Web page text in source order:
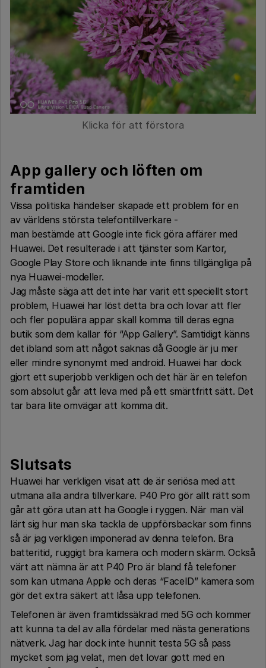
Klicka för att förstora
App gallery och löften om
framtiden
Vissa politiska händelser skapade ett problem för en
av världens största telefontillverkare -
man bestämde att Google inte fick göra affärer med
Huawei. Det resulterade i att tjänster som Kartor,
Google Play Store och liknande inte finns tillgängliga på
nya Huawei-modeller.
Jag måste säga att det inte har varit ett speciellt stort
problem, Huawei har löst detta bra och lovar att fler
och fler populära appar skall komma till deras egna
butik som dem kallar för “App Gallery”. Samtidigt känns
det ibland som att något saknas då Google är ju mer
eller mindre synonymt med android. Huawei har dock
gjort ett superjobb verkligen och det här är en telefon
som absolut går att leva med på ett smärtfritt sätt. Det
tar bara lite omvägar att komma dit.
Slutsats
Huawei har verkligen visat att de är seriösa med att
utmana alla andra tillverkare. P40 Pro gör allt rätt som
går att göra utan att ha Google i ryggen. När man väl
lärt sig hur man ska tackla de uppförsbackar som finns
så är jag verkligen imponerad av denna telefon. Bra
batteritid, ruggigt bra kamera och modern skärm. Också
värt att nämna är att P40 Pro är bland få telefoner
som kan utmana Apple och deras “FaceID” kamera som
gör det extra säkert att låsa upp telefonen.
Telefonen är även framtidssäkrad med 5G och kommer
att kunna ta del av alla fördelar med nästa generations
nätverk. Jag har dock inte hunnit testa 5G så pass
mycket som jag velat, men det lovar gott med en